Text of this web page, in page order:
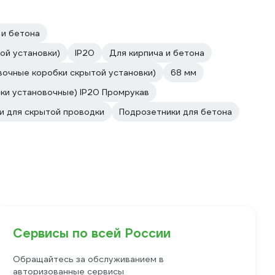
бетона
установки) IP20
Для кирпича и бетона
коробки скрытой установки)
68 мм
установочные) IP20 Промрукав
для скрытой проводки Подрозетники для бетона
Сервисы по всей России
Обращайтесь за обслуживанием в
авторизованные сервисы